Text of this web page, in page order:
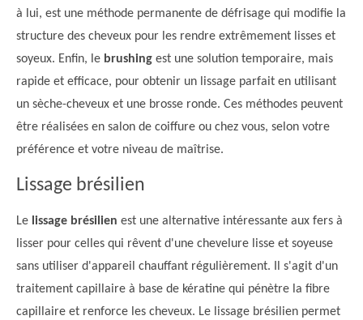
à lui, est une méthode permanente de défrisage qui modifie la
structure des cheveux pour les rendre extrêmement lisses et
soyeux. Enfin, le brushing est une solution temporaire, mais
rapide et efficace, pour obtenir un lissage parfait en utilisant
un sèche-cheveux et une brosse ronde. Ces méthodes peuvent
être réalisées en salon de coiffure ou chez vous, selon votre
préférence et votre niveau de maîtrise.
Lissage brésilien
Le lissage brésilien est une alternative intéressante aux fers à
lisser pour celles qui rêvent d'une chevelure lisse et soyeuse
sans utiliser d'appareil chauffant régulièrement. Il s'agit d'un
traitement capillaire à base de kératine qui pénètre la fibre
capillaire et renforce les cheveux. Le lissage brésilien permet